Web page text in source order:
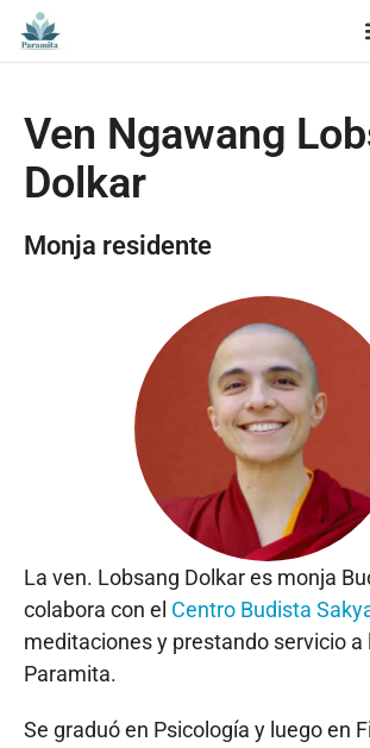
Ven Ngawang
Dolkar
Monja residente
La ven. Lobsang Dolkar es monja
colabora con el Centro Budista
meditaciones y prestando servicio a
Paramita.
Se graduó en Psicología y luego en